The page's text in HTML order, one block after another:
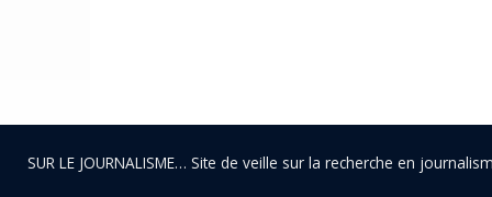
SUR LE JOURNALISME… Site de veille sur la recherche en